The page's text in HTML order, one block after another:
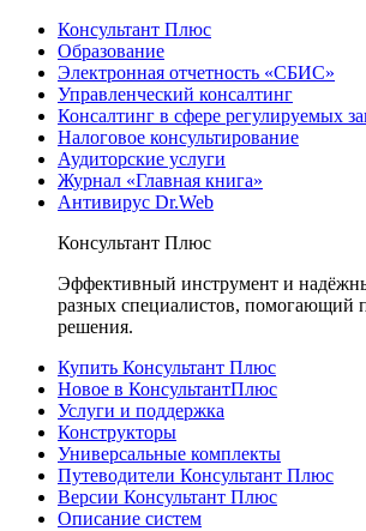
Консультант Плюс
Образование
Электронная отчетность «СБИС»
Управленческий консалтинг
Консалтинг в сфере регулируемых
Налоговое консультирование
Аудиторские услуги
Журнал «Главная книга»
Антивирус Dr.Web
Консультант Плюс
Эффективный инструмент и
разных специалистов, помогающий
решения.
Купить Консультант Плюс
Новое в КонсультантПлюс
Услуги и поддержка
Конструкторы
Универсальные комплекты
Путеводители Консультант Плюс
Версии Консультант Плюс
Описание систем